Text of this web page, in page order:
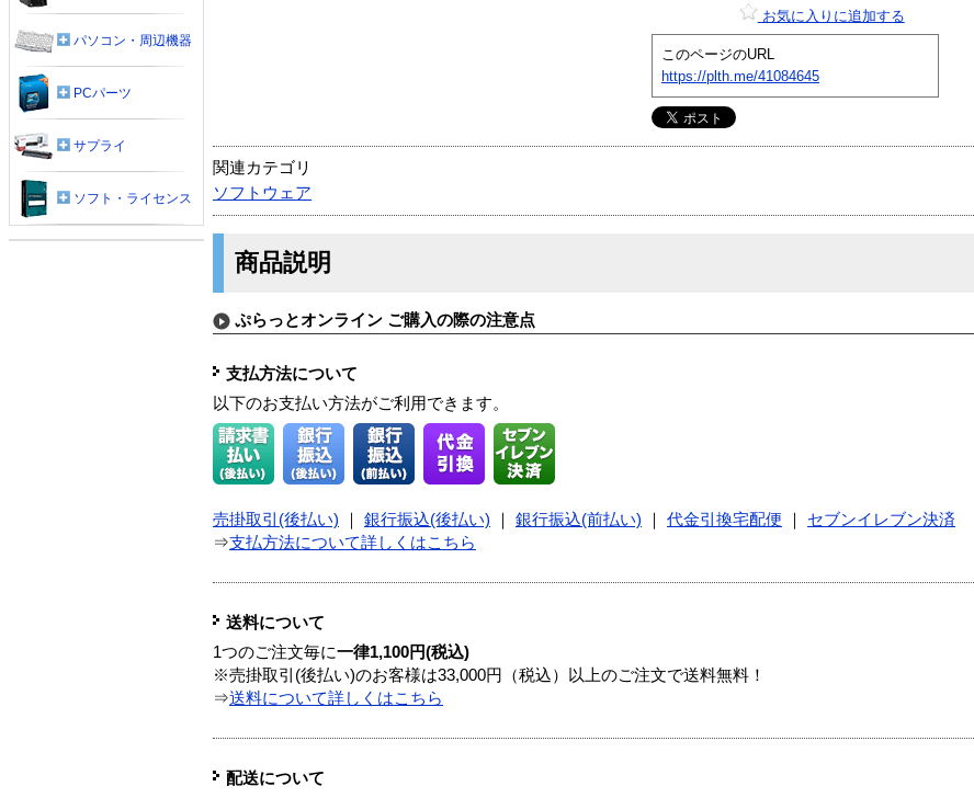
お気に入りに追加する
このページのURL
https://plth.me/41084645
関連カテゴリ
ソフトウェア
商品説明
ぷらっとオンライン ご購入の際の注意点
支払方法について
以下のお支払い方法がご利用できます。
売掛取引(後払い) 銀行振込(後払い) 銀行振込(前払い) 代金引換宅配便
セブンイレブン決済
⇒支払方法について詳しくはこちら
送料について
1つのご注文毎に一律1,100円(税込)
※売掛取引(後払い)のお客様は33,000円（税込）以上のご注文で送料無料！
⇒送料について詳しくはこちら
配送について
パソコン・周辺機器
PCパーツ
サプライ
ソフト・ライセンス